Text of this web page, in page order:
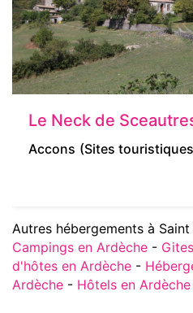
Le Neck de
Accons (Sites
Autres hébergements à
Campings en Ardèche -
d'hôtes en Ardèche -
Ardèche - Hôtels en Ardèche